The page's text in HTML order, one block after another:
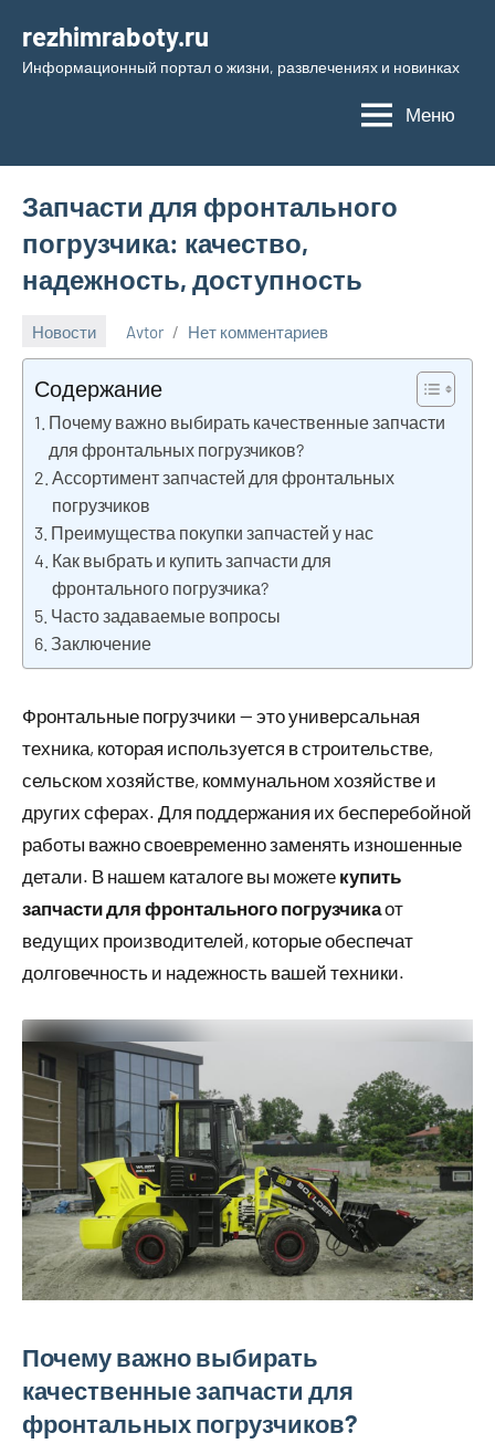
содержимому
rezhimraboty.ru
Информационный портал о жизни, развлечениях и новинках
Меню
Запчасти для фронтального
погрузчика: качество,
надежность, доступность
Новости
2025
Avtor Нет комментариев
Содержание
Почему важно выбирать качественные запчасти
для фронтальных погрузчиков?
Ассортимент запчастей для фронтальных
погрузчиков
Преимущества покупки запчастей у нас
Как выбрать и купить запчасти для
фронтального погрузчика?
Часто задаваемые вопросы
Заключение
Фронтальные погрузчики — это универсальная
техника, которая используется в строительстве,
сельском хозяйстве, коммунальном хозяйстве и
других сферах. Для поддержания их бесперебойной
работы важно своевременно заменять изношенные
детали. В нашем каталоге вы можете купить
запчасти для фронтального погрузчикаот
ведущих производителей, которые обеспечат
долговечность и надежность вашей техники.
Почему важно выбирать
качественные запчасти для
фронтальных погрузчиков?